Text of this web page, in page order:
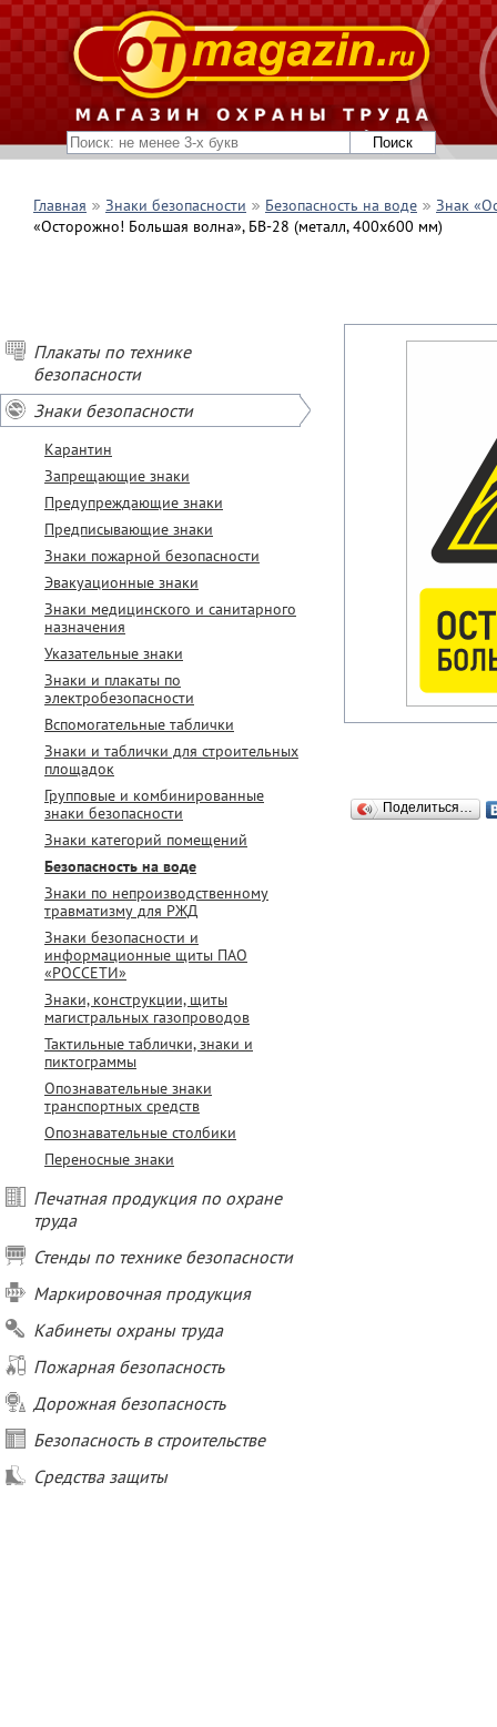
Главная Знаки безопасности Безопасность на воде
Знак
«Осторожно! Большая волна», БВ-28 (металл, 400х600 мм)
Плакаты по технике
безопасности
Знаки безопасности
Карантин
Запрещающие знаки
Предупреждающие знаки
Предписывающие знаки
Знаки пожарной безопасности
Эвакуационные знаки
Знаки медицинского и санитарного
назначения
Указательные знаки
Знаки и плакаты по
электробезопасности
Вспомогательные таблички
Знаки и таблички для строительных
площадок
Групповые и комбинированные
знаки безопасности
Знаки категорий помещений
Безопасность на воде
Знаки по непроизводственному
травматизму для РЖД
Знаки безопасности и
информационные щиты ПАО
«РОССЕТИ»
Знаки, конструкции, щиты
магистральных газопроводов
Тактильные таблички, знаки и
пиктограммы
Опознавательные знаки
транспортных средств
Опознавательные столбики
Переносные знаки
Печатная продукция по охране
труда
Стенды по технике безопасности
Маркировочная продукция
Кабинеты охраны труда
Пожарная безопасность
Дорожная безопасность
Безопасность в строительстве
Средства защиты
Поделиться…